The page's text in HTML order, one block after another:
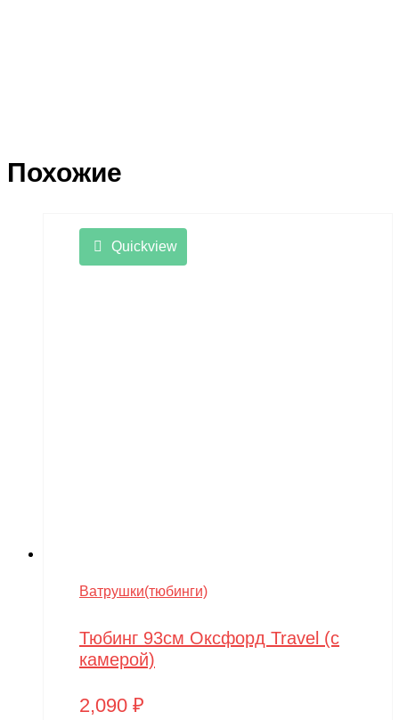
Похожие
Quickview
Ватрушки(тюбинги)
Тюбинг 93см Оксфорд Travel (с
камерой)
2,090 ₽